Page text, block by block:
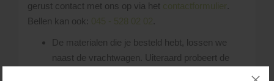
gerust contact met ons op via het contactformulier
Bellen kan ook: 045 - 528 02 02
De materialen die je besteld hebt, lossen we
naast de vrachtwagen. Uiteraard probeert de